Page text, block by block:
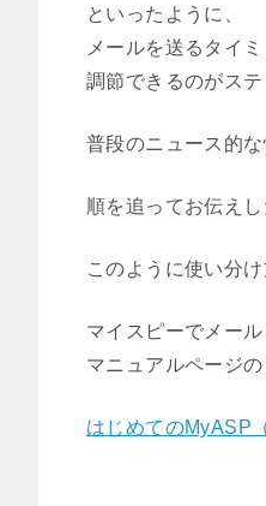
といったように、
メールを送るタイ
調節できるのがステ
普段のニュース的
順を追ってお伝え
このように使い分
マイスピーでメー
マニュアルページ
はじめてのMyASP